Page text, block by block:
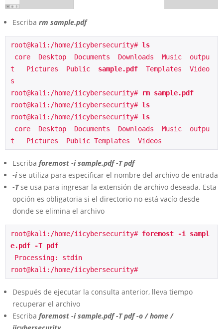
Escriba rm sample.pdf
root@kali:/home/iicybersecurity# ls
t   Pictures  Public sample.pdf
  Templates  Video
s
root@kali:/home/iicybersecurity# rm sample.pdf
root@kali:/home/iicybersecurity# ls
root@kali:/home/iicybersecurity# ls
t   Pictures  Public Templates  Videos
Escriba foremost -i sample.pdf -T pdf
-ise utiliza para especificar el nombre del archivo de entrada
-Tse usa para ingresar la extensión de archivo deseada. Esta
opción es obligatoria si el directorio no está vacío desde
donde se elimina el archivo
root@kali:/home/iicybersecurity# foremost -i sampl
e.pdf -T pdf
Processing: stdin
root@kali:/home/iicybersecurity#
Después de ejecutar la consulta anterior, lleva tiempo
recuperar el archivo
Escriba foremost -i sample.pdf -T pdf -o / home /